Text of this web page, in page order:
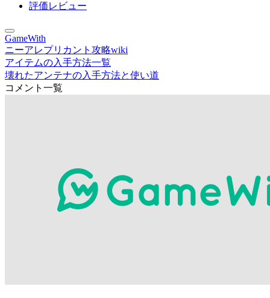
評価レビュー
GameWith
ニーアレプリカント攻略wiki
アイテムの入手方法一覧
壊れたアンテナの入手方法と使い道
コメント一覧